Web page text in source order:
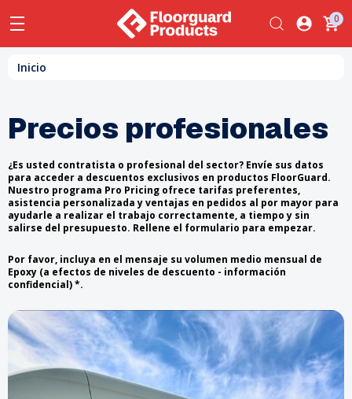
0
Inicio
Precios profesionales
¿Es usted contratista o profesional del sector? Envíe sus datos
para acceder a descuentos exclusivos en productos FloorGuard.
Nuestro programa Pro Pricing ofrece tarifas preferentes,
asistencia personalizada y ventajas en pedidos al por mayor para
ayudarle a realizar el trabajo correctamente, a tiempo y sin
salirse del presupuesto. Rellene el formulario para empezar.
Por favor, incluya en el mensaje su volumen medio mensual de
Epoxy (a efectos de niveles de descuento - información
confidencial) *.